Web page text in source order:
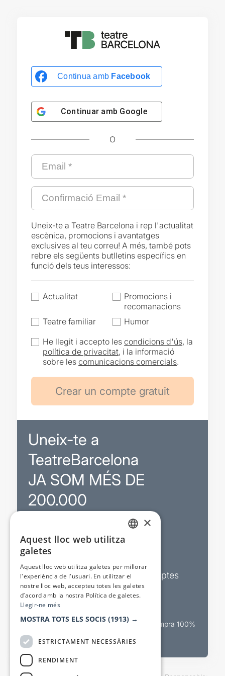
Continua amb Facebook
Continuar amb Google
O
Uneix-te a Teatre Barcelona i rep l'actualitat
escènica, promocions i avantatges
exclusives al teu correu! A més, també pots
rebre els següents butlletins específics en
funció dels teus interessos:
Actualitat
Promocions i
recomanacions
Teatre familiar
Humor
He llegit i accepto lescondicions d'ús, la
política de privacitat, i la informació
sobre lescomunicacions comercials.
Uneix-te a
TeatreBarcelona
JA SOM MÉS DE
200.000
Sortejos exclusius
Butlletins d’actualitat i descomptes
Valora espectacles
Canal oficial de venda teatral Compra 100%
×
Aquest lloc web utilitza
galetes
Aquest lloc web utilitza galetes per millorar
l'experiència de l'usuari. En utilitzar el
nostre lloc web, accepteu totes les galetes
d’acord amb la nostra Política de galetes.
Llegir-ne més
MOSTRA TOTS ELS SOCIS (1913) →
ESTRICTAMENT NECESSÀRIES
RENDIMENT